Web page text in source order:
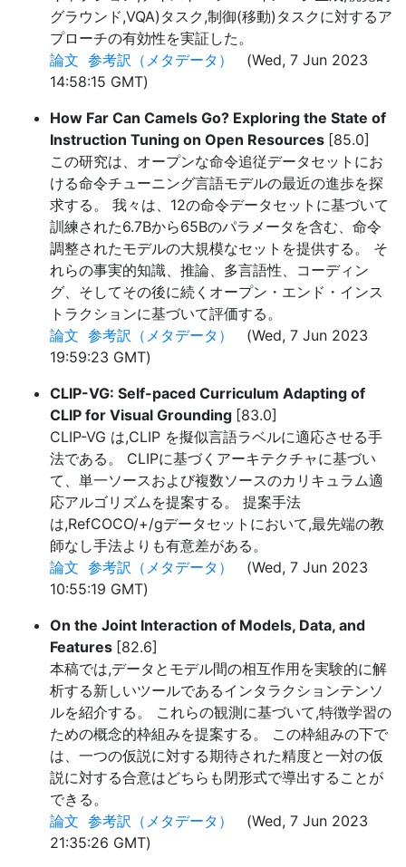
グラウンド,VQA)タスク,制御(移動)タスクに対するア
プローチの有効性を実証した。
論文 参考訳（メタデータ）
(Wed, 7 Jun 2023
14:58:15 GMT)
How Far Can Camels Go? Exploring the State of
Instruction Tuning on Open Resources [85.0]
この研究は、オープンな命令追従データセットにお
ける命令チューニング言語モデルの最近の進歩を探
求する。 我々は、12の命令データセットに基づいて
訓練された6.7Bから65Bのパラメータを含む、命令
調整されたモデルの大規模なセットを提供する。 そ
れらの事実的知識、推論、多言語性、コーディン
グ、そしてその後に続くオープン・エンド・インス
トラクションに基づいて評価する。
論文 参考訳（メタデータ）
(Wed, 7 Jun 2023
19:59:23 GMT)
CLIP-VG: Self-paced Curriculum Adapting of
CLIP for Visual Grounding [83.0]
CLIP-VG は,CLIP を擬似言語ラベルに適応させる手
法である。 CLIPに基づくアーキテクチャに基づい
て、単一ソースおよび複数ソースのカリキュラム適
応アルゴリズムを提案する。 提案手法
は,RefCOCO/+/gデータセットにおいて,最先端の教
師なし手法よりも有意差がある。
論文 参考訳（メタデータ）
(Wed, 7 Jun 2023
10:55:19 GMT)
On the Joint Interaction of Models, Data, and
Features [82.6]
本稿では,データとモデル間の相互作用を実験的に解
析する新しいツールであるインタラクションテンソ
ルを紹介する。 これらの観測に基づいて,特徴学習の
ための概念的枠組みを提案する。 この枠組みの下で
は、一つの仮説に対する期待された精度と一対の仮
説に対する合意はどちらも閉形式で導出することが
できる。
論文 参考訳（メタデータ）
(Wed, 7 Jun 2023
21:35:26 GMT)